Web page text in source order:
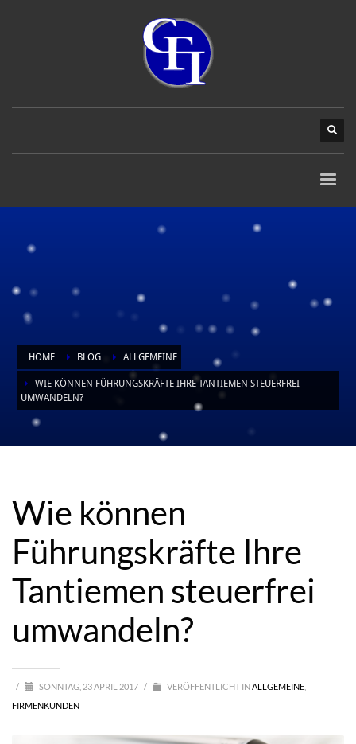
HOME BLOG ALLGEMEINE
WIE KÖNNEN FÜHRUNGSKRÄFTE IHRE TANTIEMEN STEUERFREI
UMWANDELN?
Wie können
Führungskräfte Ihre
Tantiemen steuerfrei
umwandeln?
/ SONNTAG, 23 APRIL 2017 / VERÖFFENTLICHT INALLGEMEINE
FIRMENKUNDEN